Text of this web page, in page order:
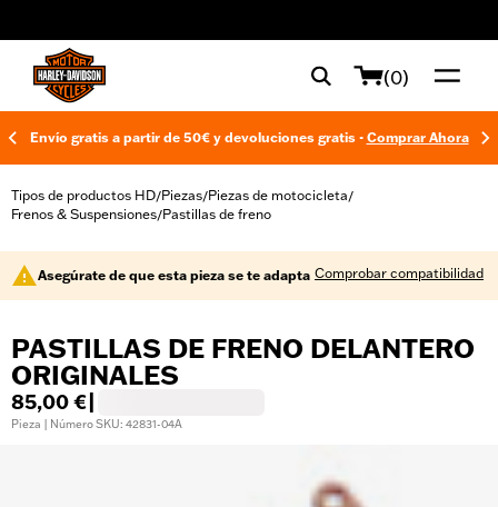
(0)
Envío gratis a partir de 50€ y devoluciones gratis - Comprar Ahora
Tipos de productos HD/Piezas/Piezas de motocicleta/
Frenos & Suspensiones/Pastillas de freno
Asegúrate de que esta pieza se te adapta Comprobar compatibilidad
PASTILLAS DE FRENO DELANTERO
ORIGINALES
85,00 €
Pieza | Número SKU: 42831-04A